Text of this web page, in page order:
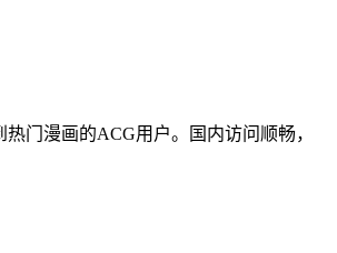
门漫画的ACG用户。国内访问顺畅，